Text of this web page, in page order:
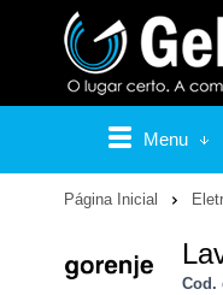
Menu
Página Inicial
Cod.